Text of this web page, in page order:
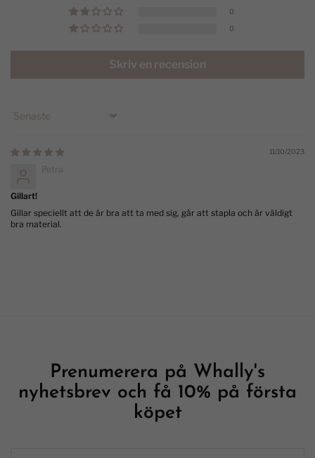
0
0
Skriv en recension
Sort by
11/10/2023
Petra
Gillart!
Gillar speciellt att de är bra att ta med sig, går att stapla och är väldigt
bra material.
Prenumerera på Whally's
nyhetsbrev och få 10% på första
köpet